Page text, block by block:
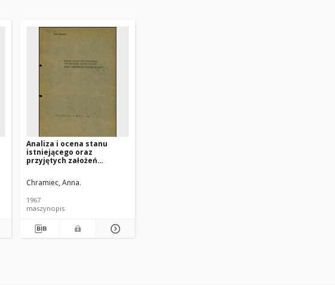
Analiza i ocena stanu
istniejącego oraz
przyjętych założeń
rozmieszczenia ludności
miejskiej
Chramiec, Anna.
1967
maszynopis